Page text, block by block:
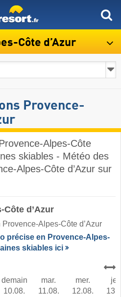
Côte d’Azur
Provence-
Alpes-Côte
skiables - Météo des
Alpes-Côte d’Azur sur
Côte d’Azur
Alpes-Côte d’Azur
précise en Provence-Alpes-
skiables ici
demain
10.08.
mar.
11.08.
mer.
12.08.